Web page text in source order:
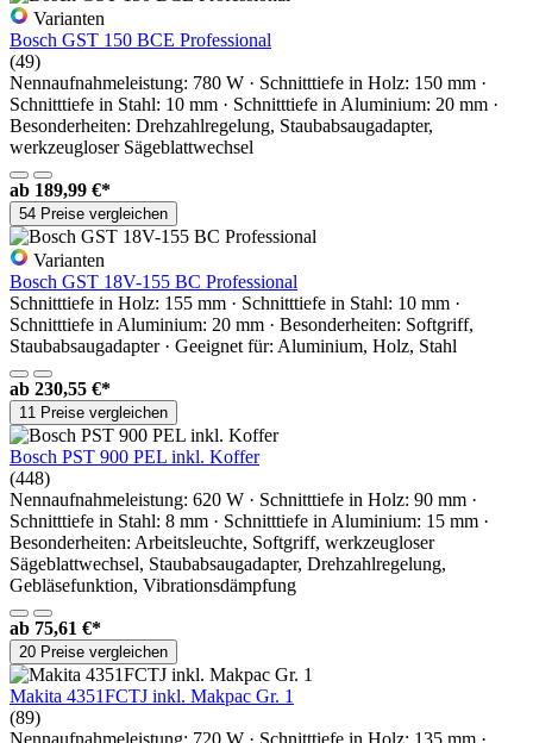
Varianten
Bosch GST 150 BCE Professional
(49)
Nennaufnahmeleistung: 780 W · Schnitttiefe in Holz: 150 mm ·
Schnitttiefe in Stahl: 10 mm · Schnitttiefe in Aluminium: 20 mm ·
Besonderheiten: Drehzahlregelung, Staubabsaugadapter,
werkzeugloser Sägeblattwechsel
ab 189,99 €*
54 Preise vergleichen
Varianten
Bosch GST 18V-155 BC Professional
Schnitttiefe in Holz: 155 mm · Schnitttiefe in Stahl: 10 mm ·
Schnitttiefe in Aluminium: 20 mm · Besonderheiten: Softgriff,
Staubabsaugadapter · Geeignet für: Aluminium, Holz, Stahl
ab 230,55 €*
11 Preise vergleichen
Bosch PST 900 PEL inkl. Koffer
(448)
Nennaufnahmeleistung: 620 W · Schnitttiefe in Holz: 90 mm ·
Schnitttiefe in Stahl: 8 mm · Schnitttiefe in Aluminium: 15 mm ·
Besonderheiten: Arbeitsleuchte, Softgriff, werkzeugloser
Sägeblattwechsel, Staubabsaugadapter, Drehzahlregelung,
Gebläsefunktion, Vibrationsdämpfung
ab 75,61 €*
20 Preise vergleichen
Makita 4351FCTJ inkl. Makpac Gr. 1
(89)